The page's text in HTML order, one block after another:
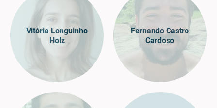
Vitória Longuinho
Holz
Fernando Castro
Cardoso